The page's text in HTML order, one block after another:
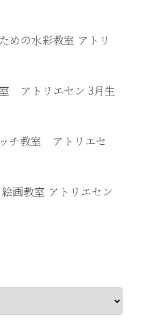
の水彩教室 アトリ
アトリエセン 3月生
チ教室 アトリエセ
画教室 アトリエセン